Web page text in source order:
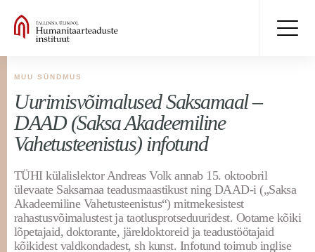
MUU SÜNDMUS
Uurimisvõimalused Saksamaal –
DAAD (Saksa Akadeemiline
Vahetusteenistus) infotund
TÜHI külalislektor Andreas Volk annab 15. oktoobril
ülevaate Saksamaa teadusmaastikust ning DAAD-i („Saksa
Akadeemiline Vahetusteenistus“) mitmekesistest
rahastusvõimalustest ja taotlusprotseduuridest. Ootame kõiki
lõpetajaid, doktorante, järeldoktoreid ja teadustöötajaid
kõikidest valdkondadest, sh kunst. Infotund toimub inglise